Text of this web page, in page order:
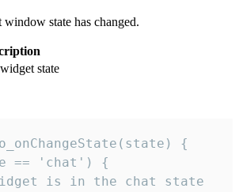
state has changed.
state
{
== 'chat') {
is in the chat state